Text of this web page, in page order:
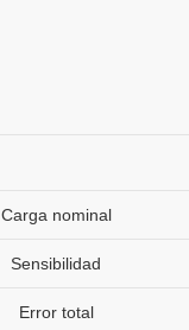
Carga nominal
Sensibilidad
Error total